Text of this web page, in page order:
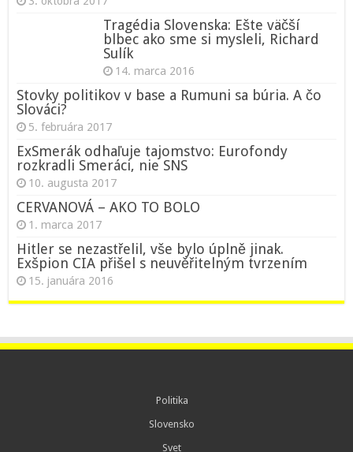
Tragédia Slovenska: Ešte väčší
blbec ako sme si mysleli, Richard
Sulík
14. marca 2016
Stovky politikov v base a Rumuni sa búria. A čo
Slováci?
5. februára 2017
ExSmerák odhaľuje tajomstvo: Eurofondy
rozkradli Smeráci, nie SNS
10. augusta 2017
CERVANOVÁ – AKO TO BOLO
1. marca 2017
Hitler se nezastřelil, vše bylo úplně jinak.
Exšpion CIA přišel s neuvěřitelným tvrzením
15. januára 2016
Politika
Slovensko
Svet